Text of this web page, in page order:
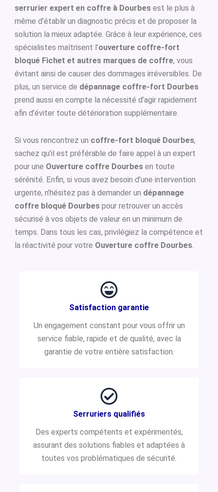
serrurier expert en coffre à Dourbes est le plus à
même d’établir un diagnostic précis et de proposer la
solution la mieux adaptée. Grâce à leur expérience, ces
spécialistes maîtrisent l’ouverture coffre-fort
bloqué Fichet et autres marques de coffre, vous
évitant ainsi de causer des dommages irréversibles. De
plus, un service de dépannage coffre-fort Dourbes
prend aussi en compte la nécessité d’agir rapidement
afin d’éviter toute détérioration supplémentaire.
Si vous rencontrez un coffre-fort bloqué Dourbes,
sachez qu’il est préférable de faire appel à un expert
pour une Ouverture coffre Dourbes en toute
sérénité. Enfin, si vous avez besoin d’une intervention
urgente, n’hésitez pas à demander un dépannage
coffre bloqué Dourbes pour retrouver un accès
sécurisé à vos objets de valeur en un minimum de
temps. Dans tous les cas, privilégiez la compétence et
la réactivité pour votre Ouverture coffre Dourbes.
Satisfaction garantie
Un engagement constant pour vous offrir un
service fiable, rapide et de qualité, avec la
garantie de votre entière satisfaction.
Serruriers qualifiés
Des experts compétents et expérimentés,
assurant des solutions fiables et adaptées à
toutes vos problématiques de sécurité.